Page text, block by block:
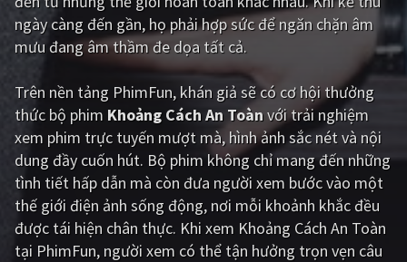
PHIM CHIẾU RẠP
TUYỂN TẬP PHIM
BLOG
ngày càng đến gần, họ phải hợp sức để ngăn chặn âm
mưu đang âm thầm đe dọa tất cả.
Trên nền tảng PhimFun, khán giả sẽ có cơ hội thưởng
thức bộ phim Khoảng Cách An Toànvới trải nghiệm
xem phim trực tuyến mượt mà, hình ảnh sắc nét và nội
dung đầy cuốn hút. Bộ phim không chỉ mang đến những
tình tiết hấp dẫn mà còn đưa người xem bước vào một
thế giới điện ảnh sống động, nơi mỗi khoảnh khắc đều
được tái hiện chân thực. Khi xem Khoảng Cách An Toàn
tại PhimFun, người xem có thể tận hưởng trọn vẹn câu